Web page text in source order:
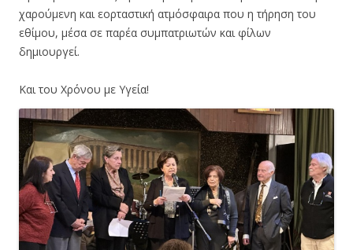
χαρούμενη και εορταστική ατμόσφαιρα που η τήρηση του
εθίμου, μέσα σε παρέα συμπατριωτών και φίλων
δημιουργεί.
Και του Χρόνου με Υγεία!